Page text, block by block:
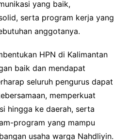
yang baik,
serta program kerja yang
anggotanya.
HPN di Kalimantan
baik dan mendapat
seluruh pengurus dapat
memperkuat
hingga ke daerah, serta
program yang mampu
usaha warga Nahdliyin.